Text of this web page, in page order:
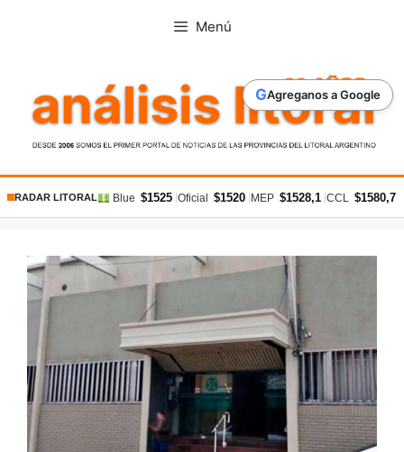
GAgreganos a Google
Menú
RADAR LITORAL Blue $1525 Oficial $1520 MEP $1528,1 CCL $1580,7